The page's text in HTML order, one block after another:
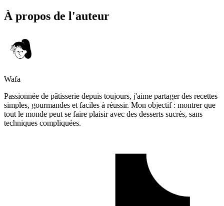
À propos de l'auteur
Wafa
Passionnée de pâtisserie depuis toujours, j'aime partager des recettes
simples, gourmandes et faciles à réussir. Mon objectif : montrer que
tout le monde peut se faire plaisir avec des desserts sucrés, sans
techniques compliquées.